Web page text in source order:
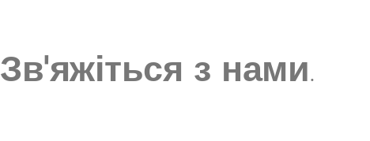
Зв'яжіться з нами.